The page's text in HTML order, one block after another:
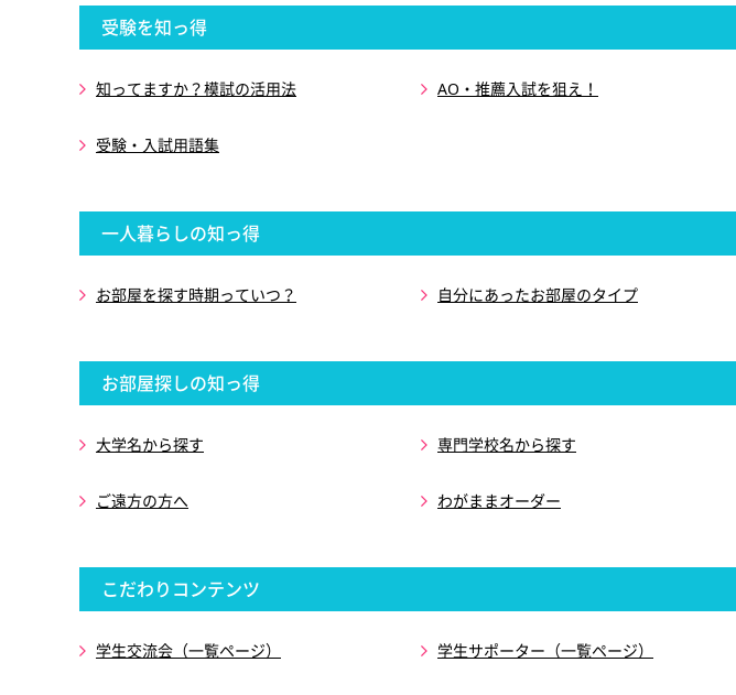
受験を知っ得
知ってますか？模試の活用法 AO・推薦入試を狙え！
受験・入試用語集
一人暮らしの知っ得
お部屋を探す時期っていつ？ 自分にあったお部屋のタイプ
お部屋探しの知っ得
大学名から探す 専門学校名から探す
ご遠方の方へ わがままオーダー
こだわりコンテンツ
学生交流会（一覧ページ） 学生サポーター（一覧ページ）